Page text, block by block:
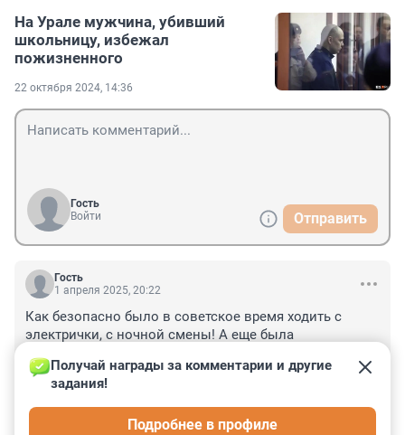
На Урале мужчина, убивший
школьницу, избежал
пожизненного
22 октября 2024, 14:36
Гость
Войти
Отправить
Гость
1 апреля 2025, 20:22
Как безопасно было в советское время ходить с
электрички, с ночной смены! А еще была
даже с городского автобуса на остановке!
Мобильников у нас не было, а чувство любви и
обязанности било фонтаном. Не повезло девочке
жить в едроссовом бесприделе.
Получай награды за комментарии и другие
задания!
Подробнее в профиле